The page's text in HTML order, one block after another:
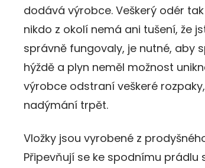
dodává výrobce. Veškerý odér
nikdo z okolí nemá ani tušení, že
správně fungovaly, je nutné, aby
hýždě a plyn neměl možnost
výrobce odstraní veškeré
nadýmání trpět.
Vložky jsou vyrobené z
Připevňují se ke spodnímu